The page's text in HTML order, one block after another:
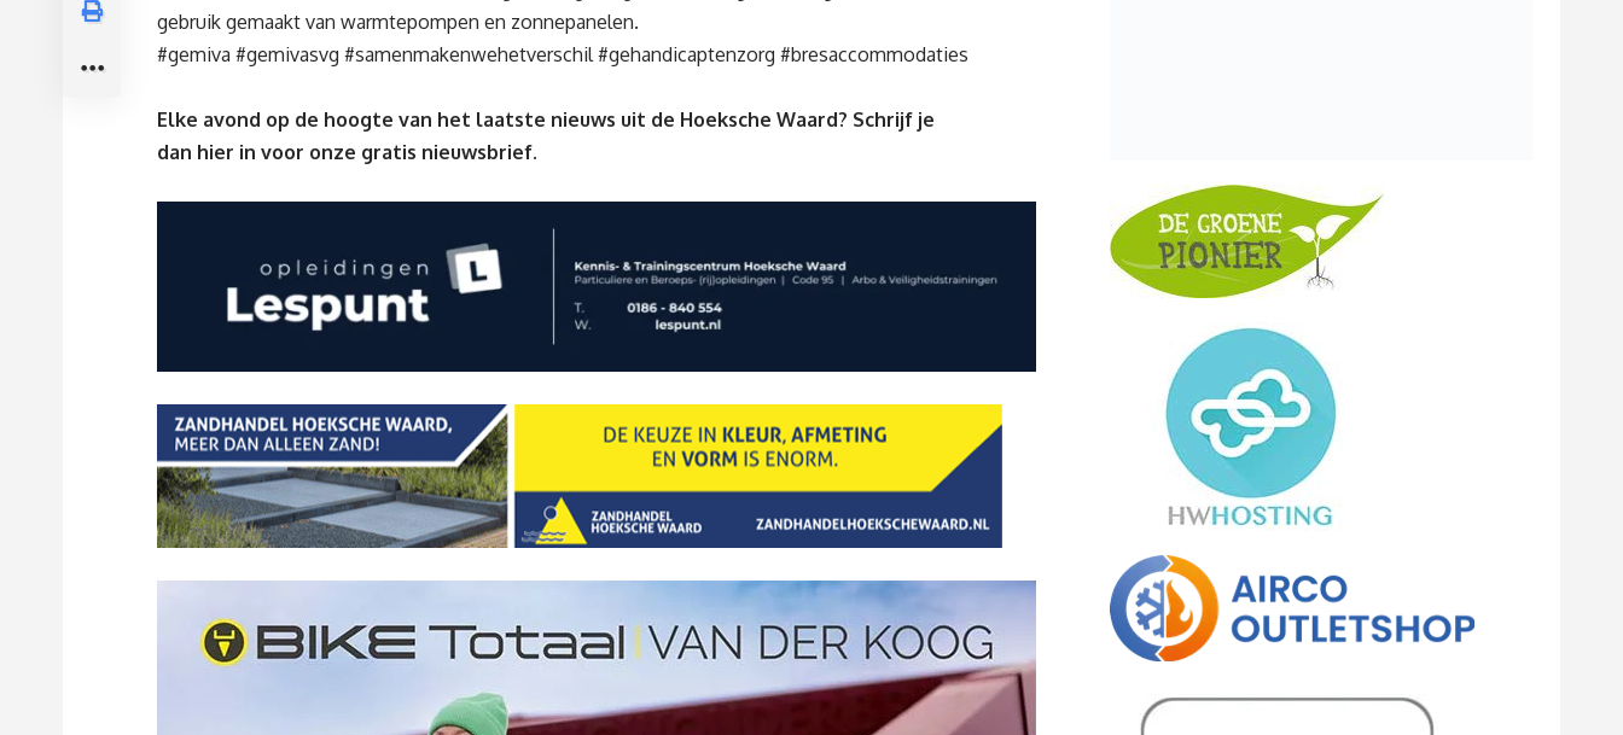
gebruik gemaakt van warmtepompen en zonnepanelen.
#gemiva #gemivasvg #samenmakenwehetverschil #gehandicaptenzorg #bresaccommodaties
Elke avond op de hoogte van het laatste nieuws uit de Hoeksche Waard? Schrijf je
dan hier in voor onze gratis nieuwsbrief.